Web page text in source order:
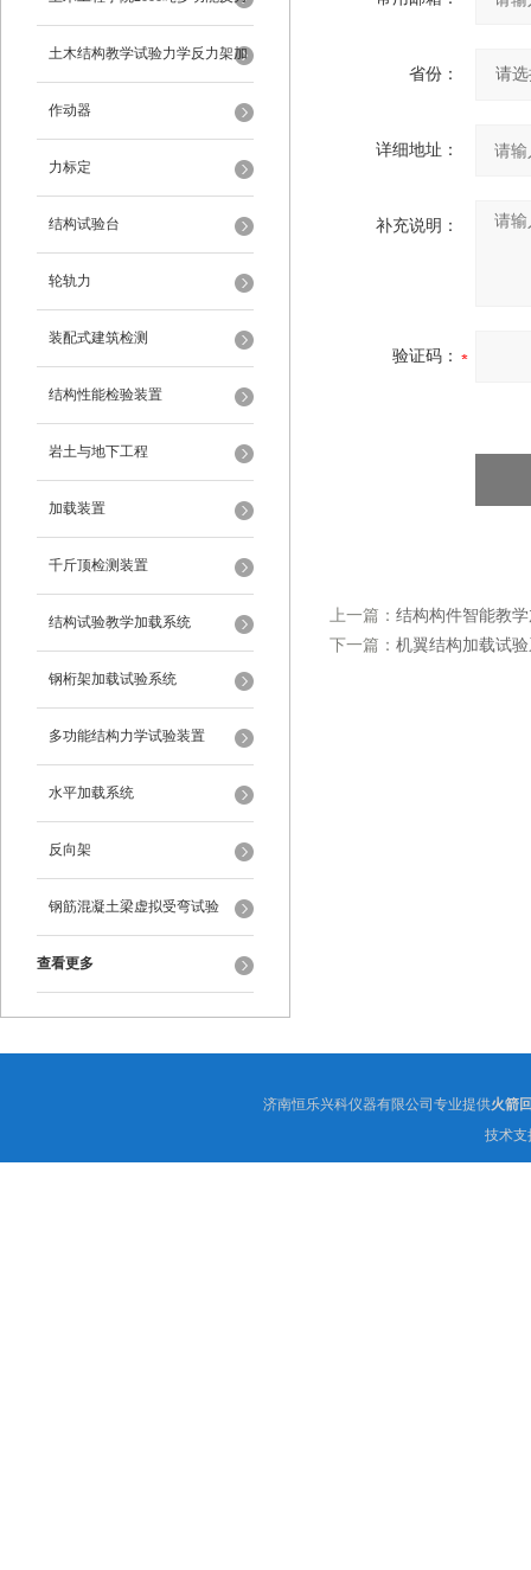
架
土木结构教学试验力学反力架加
载装置
作动器
力标定
结构试验台
轮轨力
装配式建筑检测
结构性能检验装置
岩土与地下工程
加载装置
千斤顶检测装置
结构试验教学加载系统
钢桁架加载试验系统
多功能结构力学试验装置
水平加载系统
反向架
钢筋混凝土梁虚拟受弯试验
查看更多
省份：
详细地址：
补充说明：
验证码：
上一篇： 结构构件智能教
下一篇： 机翼结构加载试
济南恒乐兴科仪器有限公司专业提供火箭
技术支